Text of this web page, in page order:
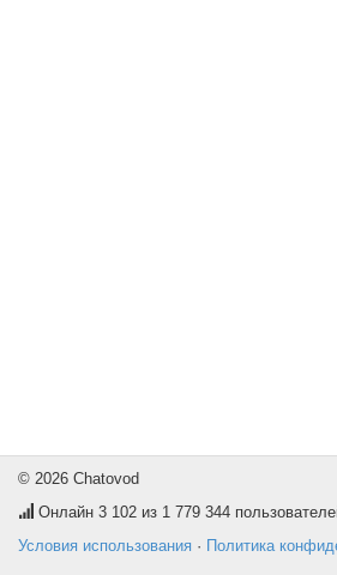
© 2026 Chatovod
Онлайн 3 102 из 1 779 344
Условия использования · Политика